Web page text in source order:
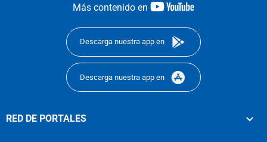
Más contenido en
youtube-
Descarga nuestra app en
Descarga nuestra app en
RED DE PORTALES